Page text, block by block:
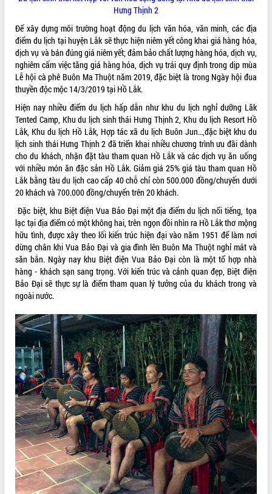
Hưng Thịnh 2
Để xây dựng môi trường hoạt động du lịch văn hóa, văn minh, các địa
điểm du lịch tại huyện Lắk sẽ thực hiện niêm yết công khai giá hàng hóa,
dịch vụ và bán đúng giá niêm yết; đảm bảo chất lượng hàng hóa, dịch vụ,
nghiêm cấm việc tăng giá hàng hóa, dịch vụ trái quy định trong dịp mùa
Lễ hội cà phê Buôn Ma Thuột năm 2019, đặc biệt là trong Ngày hội đua
thuyền độc mộc 14/3/2019 tại Hồ Lắk.
Hiện nay nhiều điểm du lịch hấp dẫn như khu du lịch nghỉ dưỡng Lăk
Tented Camp, Khu du lịch sinh thái Hưng Thịnh 2, Khu du lịch Resort Hồ
Lắk, Khu du lịch Hồ Lắk, Hợp tác xã du lịch Buôn Jun…,đặc biệt khu du
lịch sinh thái Hưng Thịnh 2 đã triển khai nhiều chương trình ưu đãi dành
cho du khách, nhận đặt tàu tham quan Hồ Lắk và các dịch vụ ăn uống
với nhiều món ăn đặc sản Hồ Lắk. Giảm giá 25% giá tàu tham quan Hồ
Lắk bằng tàu du lịch cao cấp 40 chỗ chỉ còn 500.000 đồng/chuyến dưới
20 khách và 700.000 đồng/chuyến trên 20 khách.
Đặc biệt, khu Biệt điện Vua Bảo Đại một địa điểm du lịch nổi tiếng, tọa
lạc tại địa điểm có một không hai, trên ngọn đồi nhìn ra Hồ Lắk thơ mộng
hữu tình, được xây theo lối kiến trúc hiện đại vào năm 1951 để làm nơi
dừng chân khi Vua Bảo Đại và gia đình lên Buôn Ma Thuột nghỉ mát và
săn bắn. Ngày nay khu Biệt điện Vua Bảo Đại còn là một tổ hợp nhà
hàng - khách sạn sang trọng. Với kiến trúc và cảnh quan đẹp, Biệt điện
Bảo Đại sẽ thực sự là điểm tham quan lý tưởng của du khách trong và
ngoài nước.